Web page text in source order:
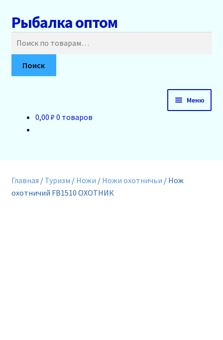
Перейти
к
навигации
Перейти
к
содержимому
Рыбалка оптом
Поиск
Меню
Доставка и оплата
0,00 ₽ 0 товаров
Главная / Туризм / Ножи / Ножи охотничьи / Нож
охотничий FB1510 ОХОТНИК